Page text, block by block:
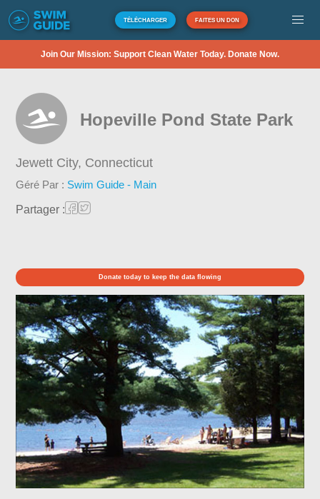
TÉLÉCHARGER FAITES UN DON
Join Our Mission: Support Clean Water Today. Donate Now.
Hopeville Pond State Park
Jewett City, Connecticut
Géré Par : Swim Guide - Main
Partager :
Donate today to keep the data flowing